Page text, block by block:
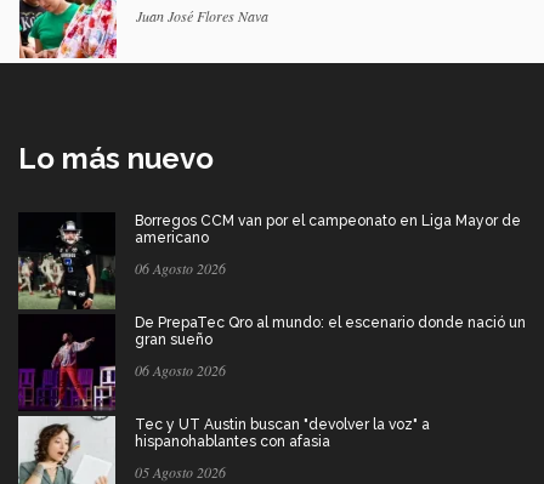
Juan José Flores Nava
Lo más nuevo
Borregos CCM van por el campeonato en Liga Mayor de
americano
06 Agosto 2026
De PrepaTec Qro al mundo: el escenario donde nació un
gran sueño
06 Agosto 2026
Tec y UT Austin buscan "devolver la voz" a
hispanohablantes con afasia
05 Agosto 2026